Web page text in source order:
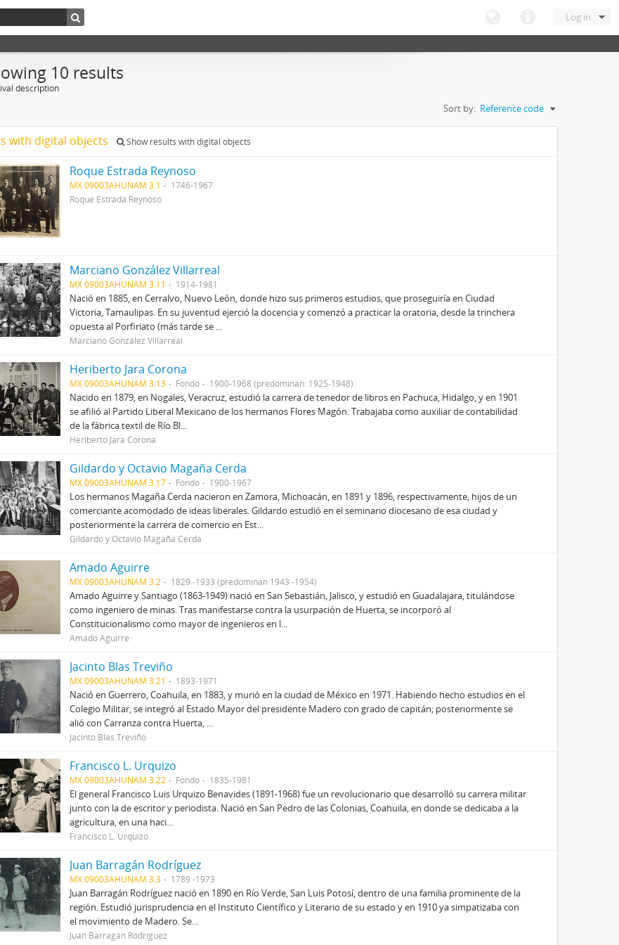
Log in
10 results
description
Sort by: Reference code
with digital objects Show results with digital objects
Roque Estrada Reynoso
MX 09003AHUNAM 3.1
1746-1967
Roque Estrada Reynoso
Marciano González Villarreal
MX 09003AHUNAM 3.11 1914-1981
Nació en 1885, en Cerralvo, Nuevo León, donde hizo sus primeros estudios, que proseguiría en Ciudad
Victoria, Tamaulipas. En su juventud ejerció la docencia y comenzó a practicar la oratoria, desde la trinchera
opuesta al Porfiriato (más tarde se ...
Marciano González Villarreal
Heriberto Jara Corona
MX 09003AHUNAM 3.13 Fondo 1900-1968 (predominan: 1925-1948)
Nacido en 1879, en Nogales, Veracruz, estudió la carrera de tenedor de libros en Pachuca, Hidalgo, y en 1901
se afilió al Partido Liberal Mexicano de los hermanos Flores Magón. Trabajaba como auxiliar de contabilidad
de la fábrica textil de Río Bl...
Heriberto Jara Corona
Gildardo y Octavio Magaña Cerda
MX 09003AHUNAM 3.17 Fondo 1900-1967
Los hermanos Magaña Cerda nacieron en Zamora, Michoacán, en 1891 y 1896, respectivamente, hijos de un
comerciante acomodado de ideas liberales. Gildardo estudió en el seminario diocesano de esa ciudad y
posteriormente la carrera de comercio en Est...
Gildardo y Octavio Magaña Cerda
Amado Aguirre
MX 09003AHUNAM 3.2 1829 -1933 (predominan 1943 -1954)
Amado Aguirre y Santiago (1863-1949) nació en San Sebastián, Jalisco, y estudió en Guadalajara, titulándose
como ingeniero de minas. Tras manifestarse contra la usurpación de Huerta, se incorporó al
Constitucionalismo como mayor de ingenieros en l...
Amado Aguirre
Jacinto Blas Treviño
MX 09003AHUNAM 3.21 1893-1971
Nació en Guerrero, Coahuila, en 1883, y murió en la ciudad de México en 1971. Habiendo hecho estudios en el
Colegio Militar, se integró al Estado Mayor del presidente Madero con grado de capitán; posteriormente se
alió con Carranza contra Huerta, ...
Jacinto Blas Treviño
Francisco L. Urquizo
MX 09003AHUNAM 3.22 Fondo 1835-1981
El general Francisco Luis Urquizo Benavides (1891-1968) fue un revolucionario que desarrolló su carrera militar
junto con la de escritor y periodista. Nació en San Pedro de las Colonias, Coahuila, en donde se dedicaba a la
agricultura, en una haci...
Francisco L. Urquizo
Juan Barragán Rodríguez
MX 09003AHUNAM 3.3 1789 -1973
Juan Barragán Rodríguez nació en 1890 en Río Verde, San Luis Potosí, dentro de una familia prominente de la
región. Estudió jurisprudencia en el Instituto Científico y Literario de su estado y en 1910 ya simpatizaba con
el movimiento de Madero. Se...
Juan Barragán Rodríguez